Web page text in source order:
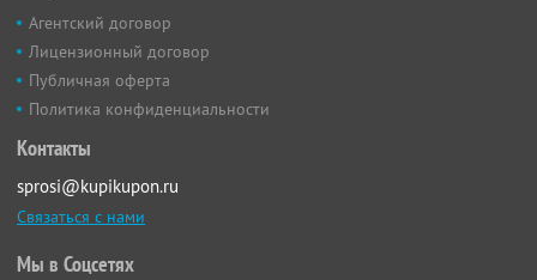
Агентский договор
Лицензионный договор
Публичная оферта
Политика конфиденциальности
Контакты
sprosi@kupikupon.ru
Связаться с нами
Мы в Соцсетях